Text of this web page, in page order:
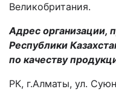
Великобритания.
Адрес организации,
Республики
по качеству
РК, г.Алматы, ул.